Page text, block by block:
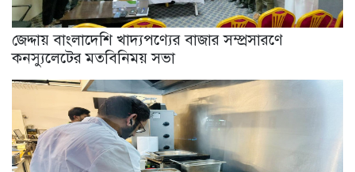
জেদ্দায় বাংলাদেশি খাদ্যপণ্যের বাজার সম্প্রসারণে
কনস্যুলেটের মতবিনিময় সভা